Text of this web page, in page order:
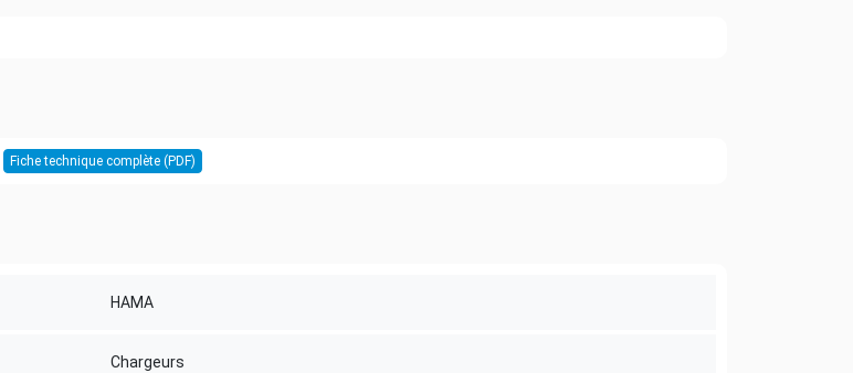
Fiche technique complète (PDF)
HAMA
Chargeurs